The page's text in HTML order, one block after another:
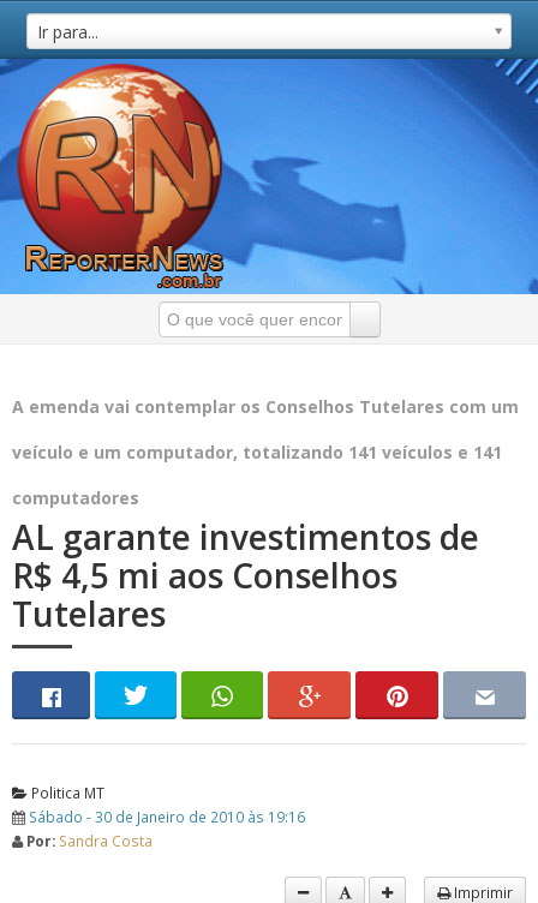
Ir para...
A emenda vai contemplar os Conselhos Tutelares com um
veículo e um computador, totalizando 141 veículos e 141
computadores
AL garante investimentos de
R$ 4,5 mi aos Conselhos
Tutelares
Politica MT
Sábado - 30 de Janeiro de 2010 às 19:16
Por: Sandra Costa
Imprimir